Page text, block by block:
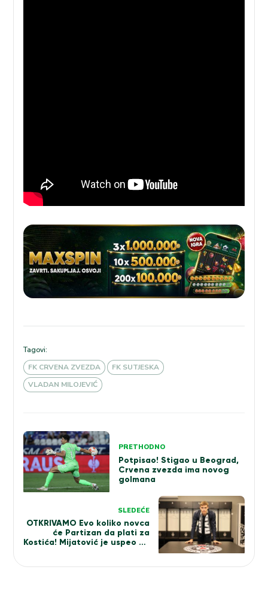
Tagovi:
FK CRVENA ZVEZDA
FK SUTJESKA
VLADAN MILOJEVIĆ
Kretanje
članka
PRETHODNO
Potpisao! Stigao u Beograd,
Crvena zvezda ima novog
golmana
SLEDEĆE
OTKRIVAMO Evo koliko novca
će Partizan da plati za
Kostića! Mijatović je uspeo da